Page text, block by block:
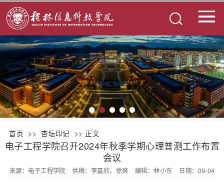
首页 >> 杏坛印记 >> 正文
电子工程学院召开2024年秋季学期心理普测工作布置
会议
来源：电子工程学院 供稿：李嘉欣、徐爽 编辑：林小东 日期：09-04